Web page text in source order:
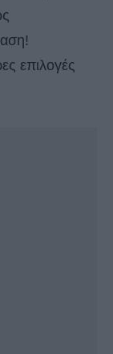
επιλογές